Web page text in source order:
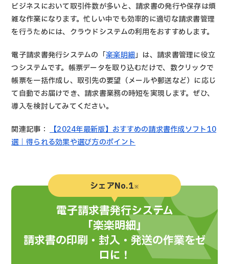
ビジネスにおいて取引件数が多いと、請求書の発行や保存は煩
雑な作業になります。忙しい中でも効率的に適切な請求書管理
を行うためには、クラウドシステムの利用をおすすめします。
電子請求書発行システムの「楽楽明細」は、請求書管理に役立
つシステムです。帳票データを取り込むだけで、数クリックで
帳票を一括作成し、取引先の要望（メールや郵送など）に応じ
て自動でお届けでき、請求書業務の時短を実現します。ぜひ、
導入を検討してみてください。
関連記事：
【2024年最新版】おすすめの請求書作成ソフト10
選｜得られる効果や選び方のポイント
シェアNo.1※
電子請求書発行システム
「楽楽明細」
請求書の印刷・封入・発送の作業をゼ
ロに！